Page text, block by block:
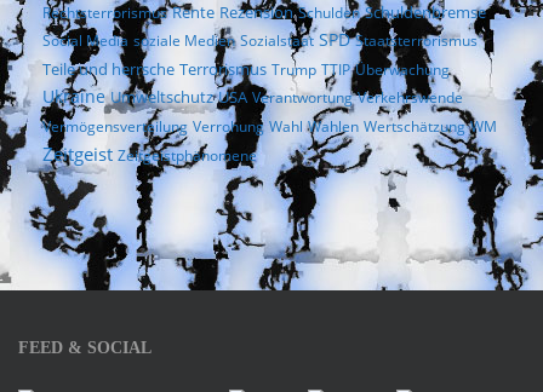
Rechtsterrorismus Rente Rezension Schulden Schuldenbremse
Social Media soziale Medien Sozialstaat SPD Staatsterrorismus
Teile und herrsche Terrorismus Trump TTIP Überwachung
Ukraine Umweltschutz USA Verantwortung Verkehrswende
Vermögensverteilung Verrohung Wahl Wahlen Wertschätzung WM
Zeitgeist Zeitgeistphänomene
FEED & SOCIAL